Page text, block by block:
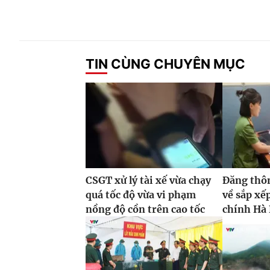
TIN CÙNG CHUYÊN MỤC
CSGT xử lý tài xế vừa chạy
quá tốc độ vừa vi phạm
nồng độ cồn trên cao tốc
Đăng
về sắp
chính Hà